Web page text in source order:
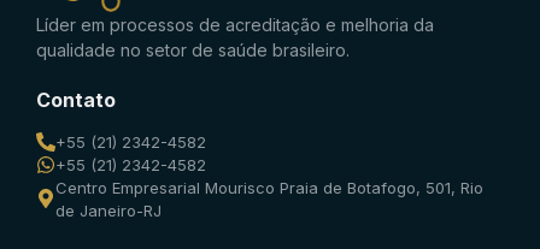
Líder em processos de acreditação e melhoria da
qualidade no setor de saúde brasileiro.
Contato
+55 (21) 2342-4582
+55 (21) 2342-4582
Centro Empresarial Mourisco Praia de Botafogo, 501, Rio
de Janeiro-RJ